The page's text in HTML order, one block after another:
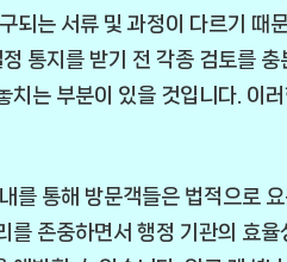
되는 서류 및 과정이 다르기 때
통지를 받기 전 각종 검토를
치는 부분이 있을 것입니다. 이
를 통해 방문객들은 법적으로
를 존중하면서 행정 기관의 효